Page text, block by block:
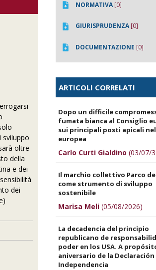
sviluppo
oltre
della
e dei
dei
NORMATIVA[0]
GIURISPRUDENZA[0]
DOCUMENTAZIONE [0]
ARTICOLI CORRELATI
Dopo un difficile
fumata bianca al Consiglio
sui principali posti apicali
europea
Carlo Curti Gialdino (03/07/
Il marchio collettivo Parco
come strumento di sviluppo
sostenibile
Marisa Meli (05/08/2026)
La decadencia del principio
republicano de
poder en los USA. A
aniversario de la Declaración
Independencia